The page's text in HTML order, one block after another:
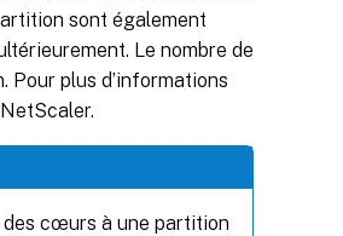
sont également
Le nombre de
Pour plus d’informations
des cœurs à une partition